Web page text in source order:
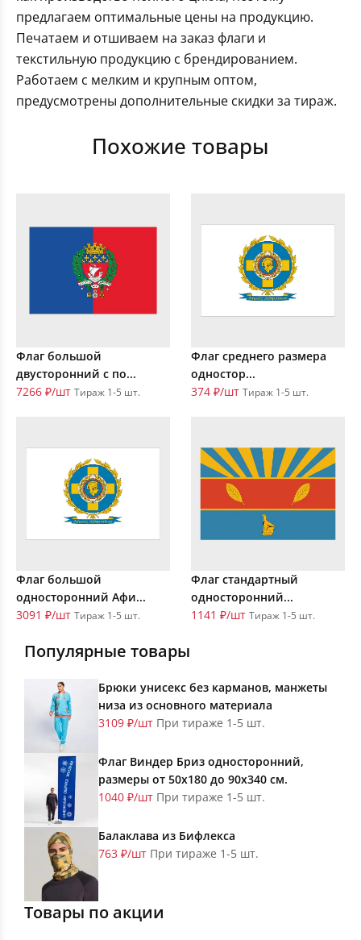
предлагаем оптимальные цены на продукцию.
Печатаем и отшиваем на заказ флаги и
текстильную продукцию с брендированием.
Работаем с мелким и крупным оптом,
предусмотрены дополнительные скидки за тираж.
Похожие товары
Флаг большой
двусторонний с по...
7266 ₽/шт Тираж 1-5 шт.
Флаг среднего размера
одностор...
374 ₽/шт Тираж 1-5 шт.
Флаг большой
односторонний Афи...
3091 ₽/шт Тираж 1-5 шт.
Флаг стандартный
односторонний...
1141 ₽/шт Тираж 1-5 шт.
Популярные товары
Брюки унисекс без карманов, манжеты
низа из основного материала
3109 ₽/шт При тираже 1-5 шт.
Флаг Виндер Бриз односторонний,
размеры от 50х180 до 90х340 см.
1040 ₽/шт При тираже 1-5 шт.
Балаклава из Бифлекса
763 ₽/шт При тираже 1-5 шт.
Товары по акции